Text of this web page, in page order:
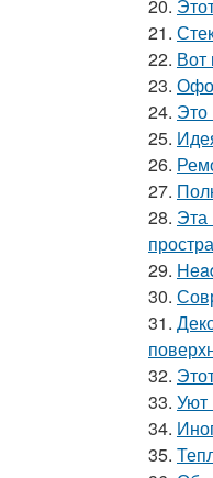
20.
21.
22. Вот
23.
24. Это
25.
26.
27.
28. Эта
29.
30.
31.
32.
33. Уют
34.
35.